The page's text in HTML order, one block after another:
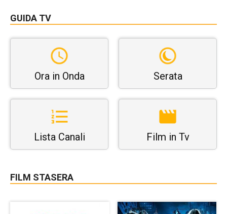
GUIDA TV
Ora in Onda Serata
Lista Canali Film in Tv
FILM STASERA